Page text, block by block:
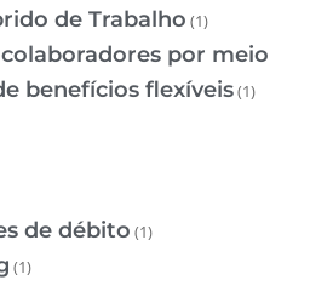
de Trabalho (1)
por meio
benefícios flexíveis(1)
de débito (1)
(1)